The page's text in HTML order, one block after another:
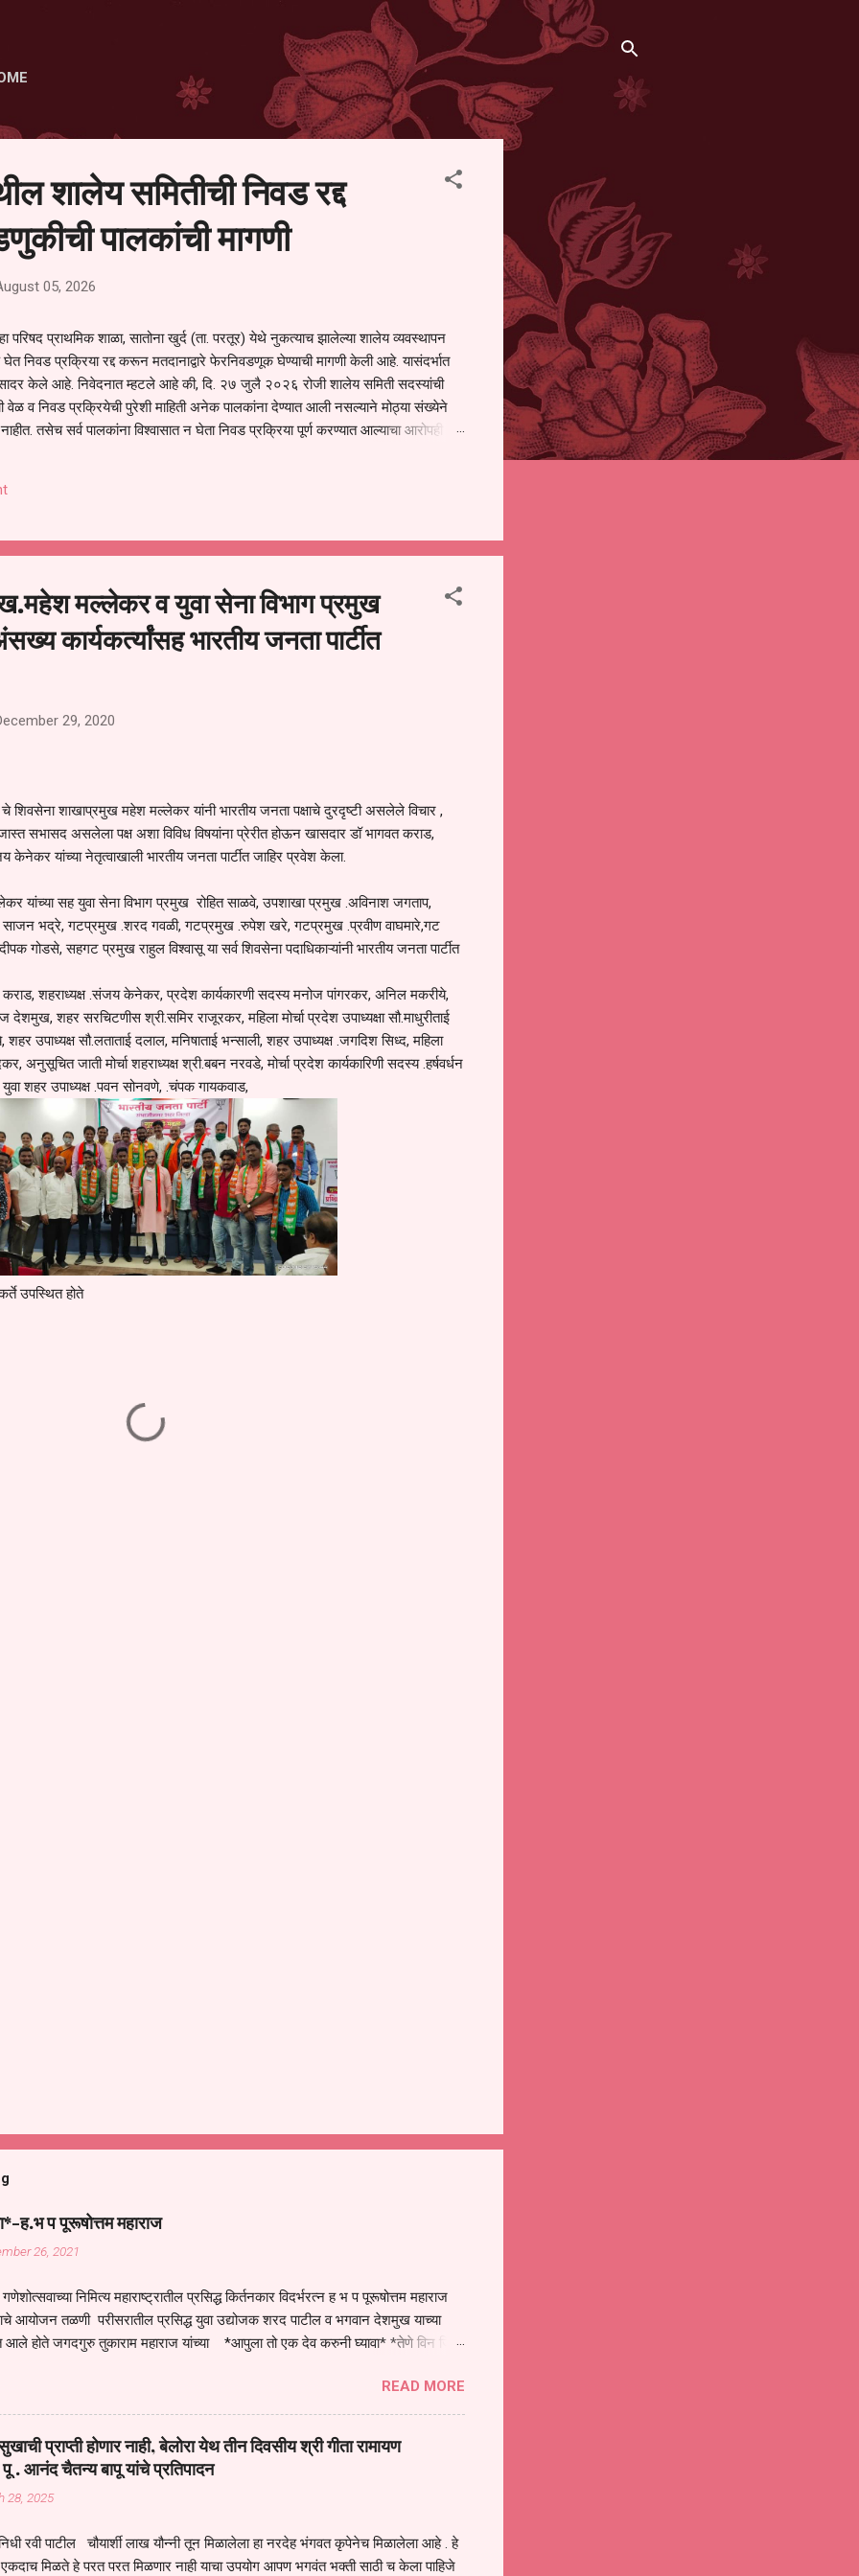
शालेय समितीची निवड रद्द
पालकांची मागणी
05, 2026
परिषद प्राथमिक शाळा, सातोना खुर्द (ता. परतूर) येथे नुकत्याच झालेल्या शालेय व्यवस्थापन
घेत निवड प्रक्रिया रद्द करून मतदानाद्वारे फेरनिवडणूक घेण्याची मागणी केली आहे. यासंदर्भात
सादर केले आहे. निवेदनात म्हटले आहे की, दि. २७ जुलै २०२६ रोजी शालेय समिती सदस्यांची
वेळ व निवड प्रक्रियेची पुरेशी माहिती अनेक पालकांना देण्यात आली नसल्याने मोठ्या संख्येने
तसेच सर्व पालकांना विश्वासात न घेता निवड प्रक्रिया पूर्ण करण्यात आल्याचा आरोपही
मागणी पालकांनी केली आहे. या निवेदनाच्या प्रती जिल्हा शिक्षण अधिकारी (प्राथमिक),
परतूर यांनाही पाठविण्यात आल्या असून प्रशासन याबाबत काय निर्णय घेते, याकडे पालकांचे
मल्लेकर व युवा सेना विभाग प्रमुख
कार्यकर्त्यांसह भारतीय जनता पार्टीत
29, 2020
शिवसेना शाखाप्रमुख महेश मल्लेकर यांनी भारतीय जनता पक्षाचे दुरदृष्टी असलेले विचार ,
सभासद असलेला पक्ष अशा विविध विषयांना प्रेरीत होऊन खासदार डॉ भागवत कराड,
केनेकर यांच्या नेतृत्वाखाली भारतीय जनता पार्टीत जाहिर प्रवेश केला.
यांच्या सह युवा सेना विभाग प्रमुख रोहित साळवे, उपशाखा प्रमुख .अविनाश जगताप,
भद्रे, गटप्रमुख .शरद गवळी, गटप्रमुख .रुपेश खरे, गटप्रमुख .प्रवीण वाघमारे,गट
सहगट प्रमुख राहुल विश्वासू या सर्व शिवसेना पदाधिकाऱ्यांनी भारतीय जनता पार्टीत
शहराध्यक्ष .संजय केनेकर, प्रदेश कार्यकारणी सदस्य मनोज पांगरकर, अनिल मकरीये,
देशमुख, शहर सरचिटणीस श्री.समिर राजूरकर, महिला मोर्चा प्रदेश उपाध्यक्षा सौ.माधुरीताई
उपाध्यक्ष सौ.लताताई दलाल, मनिषाताई भन्साली, शहर उपाध्यक्ष .जगदिश सिध्द, महिला
अनुसूचित जाती मोर्चा शहराध्यक्ष श्री.बबन नरवडे, मोर्चा प्रदेश कार्यकारिणी सदस्य .हर्षवर्धन
शहर उपाध्यक्ष .पवन सोनवणे, .चंपक गायकवाड,
उपस्थित होते
ह.भ प पूरूषोत्तम महाराज
26, 2021
निमित्य महाराष्ट्रातील प्रसिद्ध किर्तनकार विदर्भरत्न ह भ प पूरूषोत्तम महाराज
आयोजन तळणी परीसरातील प्रसिद्ध युवा उद्योजक शरद पाटील व भगवान देशमुख याच्या
आले होते जगदगुरु तुकाराम महाराज यांच्या *आपुला तो एक देव करुनी घ्यावा* *तेणे विन जिवा
बसलेली लोक ही खरच भाग्यवान आहेत कोरोना सारख्या महामारीत आपंण जिवंत आहोत या
तर धार्मीक विचाराचा आधार आपल्याला घ्यावाच लागेल महामारीच्या काळात वारकरी
मानव जातीची मानसीक अवस्था सक्षम असणे गरजेचे आहे कोरोना ने मानवी जीवनातील
सगळ्याना करून दीली आहे मनुष्याच्या आयुष्यातील नामसाधना ही त्याच्यासाठी खूप मोठा
करण्याचा आळस आ...
READ MORE
प्राप्ती होणार नाही, बेलोरा येथ तीन दिवसीय श्री गीता रामायण
. आनंद चैतन्य बापू यांचे प्रतिपादन
28, 2025
रवी पाटील चौयार्शी लाख यौन्नी तून मिळालेला हा नरदेह भंगवत कृपेनेच मिळालेला आहे . हे
मिळते हे परत परत मिळणार नाही याचा उपयोग आपण भगवंत भक्ती साठी च केला पाहिजे